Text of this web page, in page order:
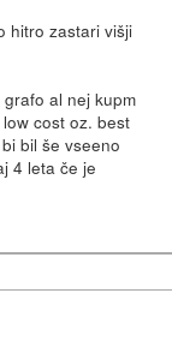
hitro zastari višji
al nej kupm
cost oz. best
bil še vseeno
4 leta če je